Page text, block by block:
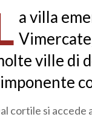
a villa
ville di
cortile si accede